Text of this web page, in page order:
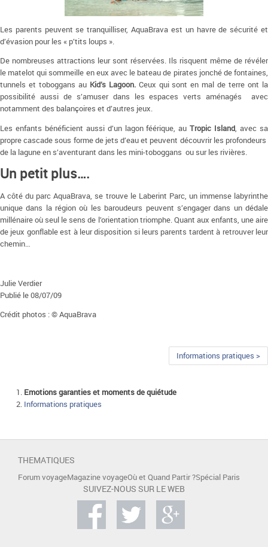
Les parents peuvent se tranquilliser, AquaBrava est un havre de sécurité et
d’évasion pour les « p’tits loups ».
De nombreuses attractions leur sont réservées. Ils risquent même de révéler
le matelot qui sommeille en eux avec le bateau de pirates jonché de fontaines,
tunnels et toboggans au Kid’s Lagoon.Ceux qui sont en mal de terre ont la
possibilité aussi de s’amuser dans les espaces verts aménagés avec
notamment des balançoires et d’autres jeux.
Les enfants bénéficient aussi d’un lagon féérique, auTropic Island, avec sa
propre cascade sous forme de jets d’eau et peuvent découvrir les profondeurs
de la lagune en s’aventurant dans les mini-toboggans ou sur les rivières.
Un petit plus….
A côté du parc AquaBrava, se trouve le Laberint Parc, un immense labyrinthe
unique dans la région où les baroudeurs peuvent s’engager dans un dédale
millénaire où seul le sens de l’orientation triomphe. Quant aux enfants, une aire
de jeux gonflable est à leur disposition si leurs parents tardent à retrouver leur
chemin…
Julie Verdier
Publié le 08/07/09
Crédit photos : © AquaBrava
Informations pratiques >
Emotions garanties et moments de quiétude
Informations pratiques
THEMATIQUES
Forum voyageMagazine voyageOù et Quand Partir ?Spécial Paris
SUIVEZ-NOUS SUR LE WEB